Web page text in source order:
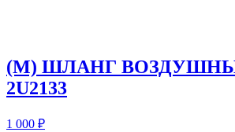
(M) ШЛАНГ
2U2133
1 000 ₽